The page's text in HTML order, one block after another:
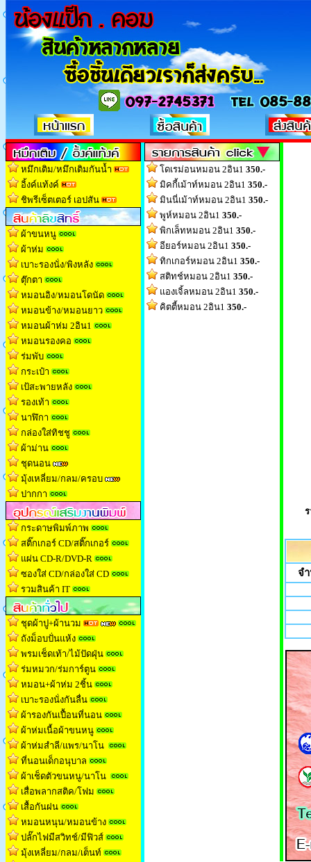
หมึกเติม/หมึกเติมกันน้ำ
อิ้งค์แท้งค์
ชิพรีเซ็ตเตอร์ เอปสัน
ผ้าขนหนู
ผ้าห่ม
เบาะรองนั่ง/พิงหลัง
ตุ๊กตา
หมอนอิง/หมอนโดนัด
หมอนข้าง/หมอนยาว
หมอนผ้าห่ม 2อิน1
หมอนรองคอ
ร่มพับ
กระเป๋า
เป้สะพายหลัง
รองเท้า
นาฬิกา
กล่องใส่ทิชช
ผ้าม่าน
ชุดนอน
มุ้งเหลี่ยม/กลม/ครอบ
ปากกา
กระดาษพิมพ์ภาพ
สติ๊กเกอร์ CD/สติ๊กเกอร์
แผ่น CD-R/DVD-R
ซองใส่ CD/กล่องใส่ CD
รวมสินค้า IT
ชุดผ้าปู+ผ้านวม
ถังม็อบปั่นแห้ง
พรมเช็ดเท้า/ไม้ปัดฝุ่น
ร่มหมวก/ร่มการ์ตูน
หมอน+ผ้าห่ม 2ชิ้น
เบาะรองนั่งกันลื่น
ผ้ารองกันเปื้อนที่นอน
ผ้าห่มเนื้อผ้าขนหน
ผ้าห่มสำลี/แพร/นาโน
ที่นอนเด็กอนุบาล
ผ้าเช็ดตัวขนหนู/นาโน
เสื่อพลากสติค/โฟม
เสื้อกันฝน
หมอนหนุน/หมอนข้าง
ปลั๊กไฟมีสวิทช์/มีฟิวส์
มุ้งเหลี่ยม/กลม/เต็นท
โดเรม่อนหมอน 2อิน1 350.-
มิคกี้เม้าท์หมอน 2อิน1 350.-
มินนี่เม้าท์หมอน 2อิน1 350.-
พูห์หมอน 2อิน1 350.-
พิกเล็ทหมอน 2อิน1 350.-
อียอร์หมอน 2อิน1 350.-
ทิกเกอร์หมอน 2อิน1 350.-
สติทช์หมอน 2อิน1 350.-
แองเจิ้ลหมอน 2อิน1 350.-
คิตตี้หมอน 2อิน1 350.-
จ